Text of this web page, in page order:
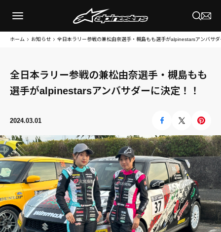
ホーム お知らせ 全日本ラリー参戦の兼松由奈選手・槻島もも選手がalpinestarsアンバサ
全日本ラリー参戦の兼松由奈選手・槻島もも
選手がalpinestarsアンバサダーに決定！！
2024.03.01